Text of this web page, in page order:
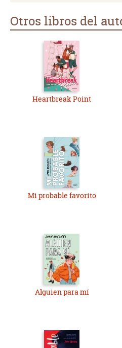
Otros libros del
Heartbreak Point
Mi probable favorito
Alguien para mí